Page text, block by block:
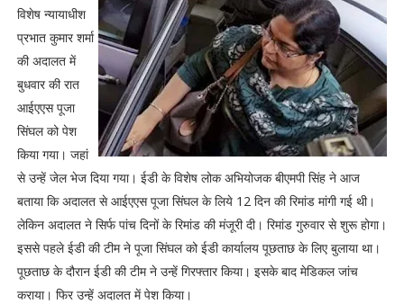
विशेष न्यायाधीश
प्रभात कुमार शर्मा
की अदालत में
बुधवार की रात
आईएएस पूजा
सिंघल को पेश
किया गया। जहां
से उन्हें जेल भेज दिया गया। ईडी के विशेष लोक अभियोजक बीएमपी सिंह ने आज
बताया कि अदालत से आईएएस पूजा सिंघल के लिये 12 दिन की रिमांड मांगी गई थी।
लेकिन अदालत ने सिर्फ पांच दिनों के रिमांड की मंजूरी दी। रिमांड गुरुवार से शुरू होगा।
इससे पहले ईडी की टीम ने पूजा सिंघल को ईडी कार्यालय पूछताछ के लिए बुलाया था।
पूछताछ के दौरान ईडी की टीम ने उन्हें गिरफ्तार किया। इसके बाद मेडिकल जांच
कराया। फिर उन्हें अदालत में पेश किया।